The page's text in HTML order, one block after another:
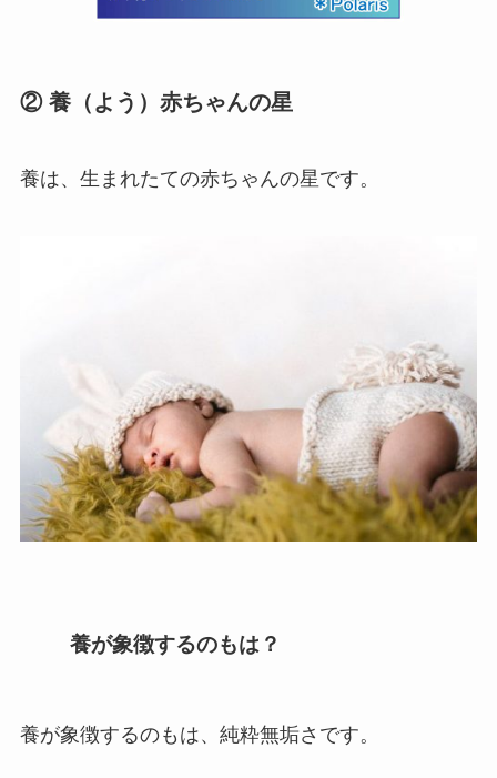
② 養（よう）赤ちゃんの星
養は、生まれたての赤ちゃんの星です。
養が象徴するのもは？
養が象徴するのもは、純粋無垢さです。